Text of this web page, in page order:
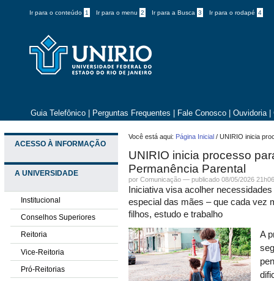
Ir para o conteúdo 1 Ir para o menu 2 Ir para a Busca 3 Ir para o rodapé 4
Guia Telefônico Perguntas Frequentes Fale Conosco Ouvidoria
ACESSO À INFORMAÇÃO
A UNIVERSIDADE
Institucional
Conselhos Superiores
Reitoria
Vice-Reitoria
Pró-Reitorias
Você está aqui: Página Inicial /UNIRIO inicia
UNIRIO inicia processo
Permanência Parental
porComunicação —publicado 08/05/2026
Iniciativa visa acolher
especial das mães – que cada vez
filhos, estudo e trabalho
A